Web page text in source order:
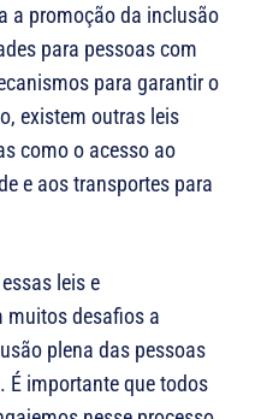
a promoção da inclusão
para pessoas com
para garantir o
existem outras leis
como o acesso ao
e aos transportes para
leis e
muitos desafios a
plena das pessoas
É importante que todos